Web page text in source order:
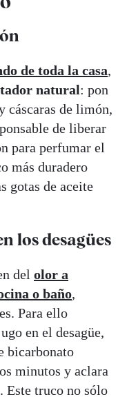
de toda la casa,
natural: pon
cáscaras de limón,
de liberar
para perfumar el
más duradero
gotas de aceite
los desagües
del olor a
o baño,
Para ello
en el desagüe,
bicarbonato
minutos y aclara
Este truco no sólo